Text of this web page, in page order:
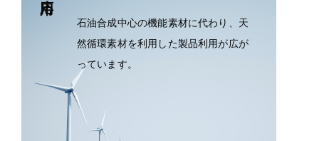
石油合成中心の機能素材に代わり、天
然循環素材を利用した製品利用が広が
っています。